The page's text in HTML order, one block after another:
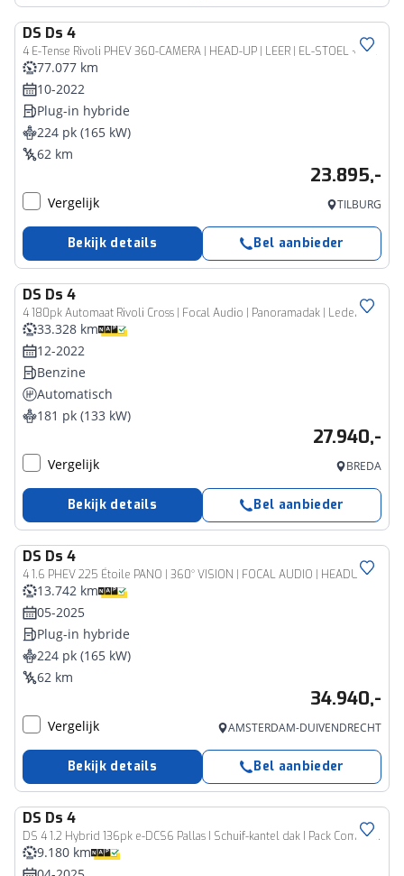
DS Ds 4
4 E-Tense Rivoli PHEV 360-CAMERA | HEAD-UP | LEER | EL-STOEL + MEMORY
77.077 km
10-2022
Plug-in hybride
224 pk (165 kW)
62 km
23.895,-
Vergelijk TILBURG
Bekijk details Bel aanbieder
DS Ds 4
4 180pk Automaat Rivoli Cross | Focal Audio | Panoramadak | Leder |
33.328 km
12-2022
Benzine
Automatisch
181 pk (133 kW)
27.940,-
Vergelijk BREDA
Bekijk details Bel aanbieder
DS Ds 4
4 1.6 PHEV 225 Étoile PANO | 360° VISION | FOCAL AUDIO | HEADUP DISPLAY | BOM VOL!
13.742 km
05-2025
Plug-in hybride
224 pk (165 kW)
62 km
34.940,-
Vergelijk AMSTERDAM-DUIVENDRECHT
Bekijk details Bel aanbieder
DS Ds 4
DS 4 1.2 Hybrid 136pk e-DCS6 Pallas I Schuif-kantel dak I Pack Comfort I Pack Tech I BTW auto I Elektrisch. Klep I
9.180 km